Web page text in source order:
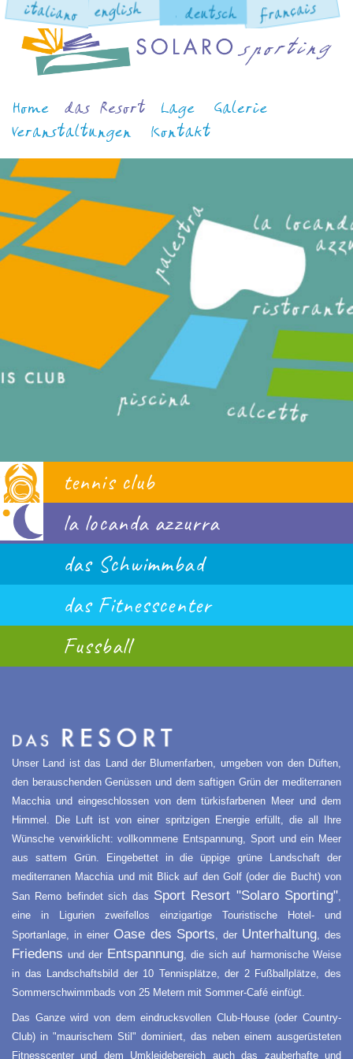
tennis club
la locanda azzurra
das Schwimmbad
das Fitnesscenter
Fussball
Unser Land ist das Land der Blumenfarben, umgeben von den Düften,
den berauschenden Genüssen und dem saftigen Grün der mediterranen
Macchia und eingeschlossen von dem türkisfarbenen Meer und dem
Himmel. Die Luft ist von einer spritzigen Energie erfüllt, die all Ihre
Wünsche verwirklicht: vollkommene Entspannung, Sport und ein Meer
aus sattem Grün. Eingebettet in die üppige grüne Landschaft der
mediterranen Macchia und mit Blick auf den Golf (oder die Bucht) von
San Remo befindet sich das Sport Resort "Solaro Sporting",
eine in Ligurien zweifellos einzigartige Touristische Hotel- und
Sportanlage, in einer Oase des Sports, der Unterhaltung, des
Friedens und der Entspannung, die sich auf harmonische Weise
in das Landschaftsbild der 10 Tennisplätze, der 2 Fußballplätze, des
Sommerschwimmbads von 25 Metern mit Sommer-Café einfügt.
Das Ganze wird von dem eindrucksvollen Club-House (oder Country-
Club) in "maurischem Stil" dominiert, das neben einem ausgerüsteten
Fitnesscenter und dem Umkleidebereich auch das zauberhafte und